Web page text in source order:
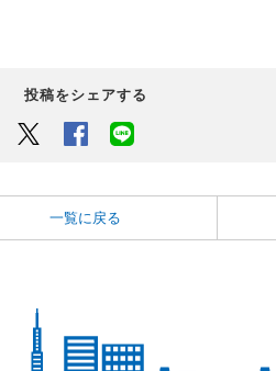
投稿をシェアする
Twitter Facebook
一覧に戻る